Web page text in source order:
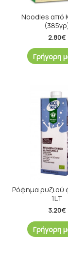
Noodles από
2.80€
Γρήγορη
Ρόφημα ρυζιού
1LT
3.20€
Γρήγορη